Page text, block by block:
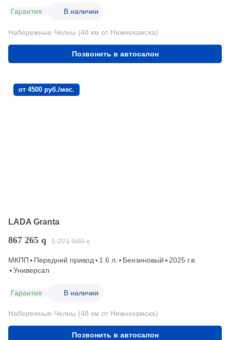
Гарантия В наличии
Набережные Челны (48 км от Нижнекамска)
Позвонить в автосалон
от 4500 руб./мес.
LADA Granta
867 265 q 1 221 500 q
МКПП Передний привод 1.6 л. Бензиновый
2025 г.в.
Универсал
Гарантия В наличии
Набережные Челны (48 км от Нижнекамска)
Позвонить в автосалон